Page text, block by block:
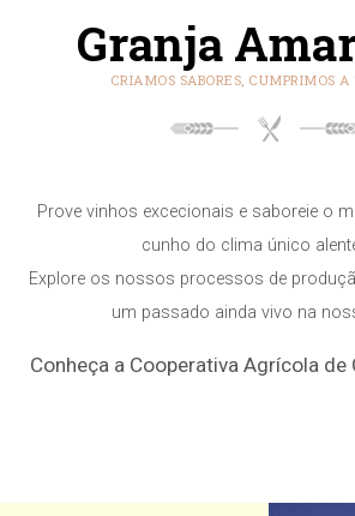
Granja
CRIAMOS SABORES, CUMPRIMOS
Prove vinhos excecionais e saboreie o
cunho do clima único
Explore os nossos processos de
um passado ainda vivo na
Conheça a Cooperativa Agrícola de